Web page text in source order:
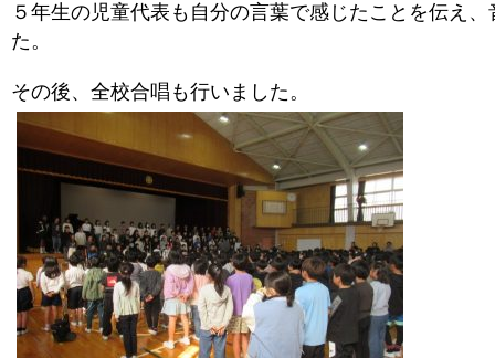
５年生の児童代表も自分の言葉で感じたことを伝え
た。
その後、全校合唱も行いました。